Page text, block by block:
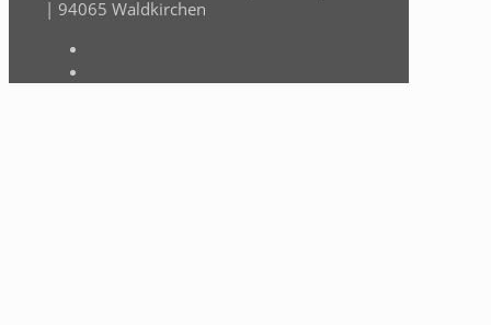
| 94065 Waldkirchen